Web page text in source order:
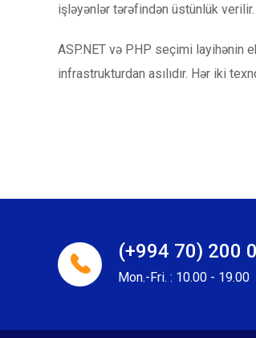
işləyənlər tərəfindən üstünlük verilir.
ASP.NET və PHP seçimi layihənin
infrastrukturdan asılıdır. Hər iki
(+994 70) 200
Mon.-Fri. : 10.00 - 19.00